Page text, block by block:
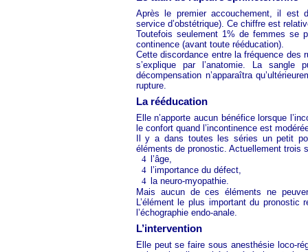
Après le premier accouchement, il est
service d’obstétrique). Ce chiffre est
Toutefois seulement 1% de femmes se
continence (avant toute rééducation).
Cette discordance entre la fréquence des
s’explique par l’anatomie. La
décompensation n’apparaîtra
rupture.
La rééducation
Elle n’apporte aucun bénéfice lorsque
le confort quand l’incontinence est
Il y a dans toutes les séries un petit
éléments de pronostic. Actuellement trois
4
l’âge,
4
l’importance du défect,
4
la neuro-myopathie.
Mais aucun de ces éléments ne
L’élément le plus important du
l’échographie endo-anale.
L’intervention
Elle peut se faire sous anesthésie loco-